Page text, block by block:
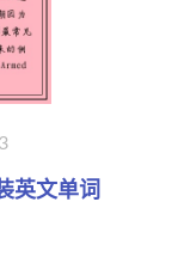
英文单词